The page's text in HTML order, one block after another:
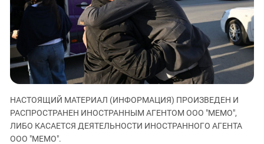
ЗАСТАВЛЯЕТ
КАВКАЗ ЗА ПАЛЕСТИНУ
ИНАКОМЫСЛИЕ В ЧЕЧНЕ
ПРЕСЛЕДОВАНИЕ АКТИВИСТОВ
МОБИЛИЗАЦИЯ И ПРОТЕСТЫ
Дагестан
Ингушетия
Кабардино-Балкария
Калмыкия
Карачаево-Черкесия
Краснодарский край
Российская Федерация
НАСТОЯЩИЙ МАТЕРИАЛ (ИНФОРМАЦИЯ) ПРОИЗВЕДЕН И
РАСПРОСТРАНЕН ИНОСТРАННЫМ АГЕНТОМ ООО "МЕМО",
ЛИБО КАСАЕТСЯ ДЕЯТЕЛЬНОСТИ ИНОСТРАННОГО АГЕНТА
ООО "МЕМО".